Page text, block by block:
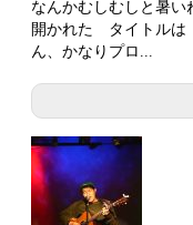
なんかむしむしと暑
開かれた タイトルは
ん、かなりプロ...